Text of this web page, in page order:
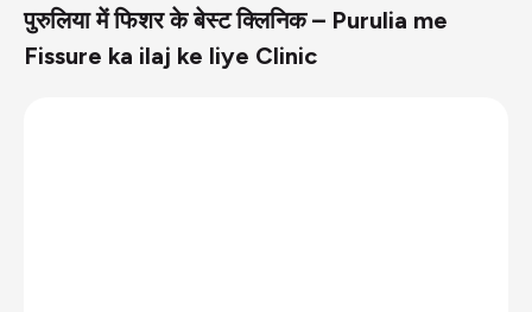
पुरुलिया में फिशर के बेस्ट क्लिनिक – Purulia me
Fissure ka ilaj ke liye Clinic